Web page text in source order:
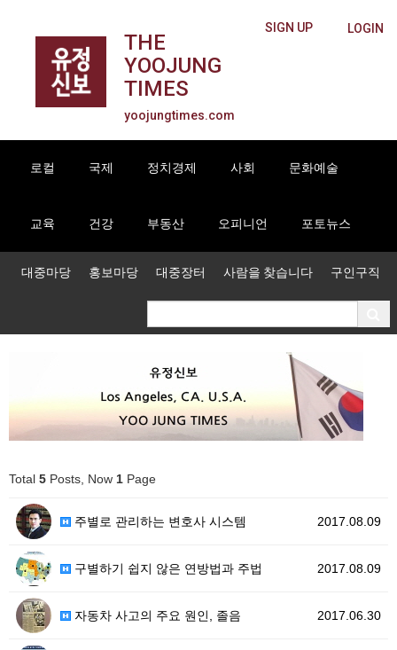
LOGIN
SIGN UP
THE
YOOJUNG
TIMES
yoojungtimes.com
로컬 국제 정치경제 사회 문화예술
교육 건강 부동산 오피니언 포토뉴스
대중마당 홍보마당 대중장터 사람을 찾습니다 구인구직
Total 5 Posts, Now 1 Page
2017.08.09
주별로 관리하는 변호사 시스템
2017.08.09
구별하기 쉽지 않은 연방법과 주법
2017.06.30
자동차 사고의 주요 원인, 졸음